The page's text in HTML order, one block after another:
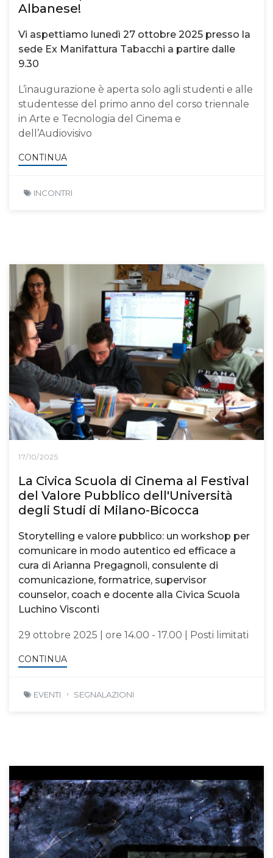
Albanese!
Vi aspettiamo lunedì 27 ottobre 2025 presso la
sede Ex Manifattura Tabacchi a partire dalle
9.30
L’inaugurazione è aperta solo agli studenti e alle
studentesse del primo anno del corso triennale
in Arte e Tecnologia del Cinema e
dell’Audiovisivo
CONTINUA
INCONTRI
17/10/2025
La Civica Scuola di Cinema al Festival
del Valore Pubblico dell'Università
degli Studi di Milano-Bicocca
Storytelling e valore pubblico: un workshop per
comunicare in modo autentico ed efficace a
cura di Arianna Pregagnoli, consulente di
comunicazione, formatrice, supervisor
counselor, coach e docente alla Civica Scuola
Luchino Visconti
29 ottobre 2025 | ore 14.00 - 17.00 | Posti limitati
CONTINUA
EVENTI SEGNALAZIONI